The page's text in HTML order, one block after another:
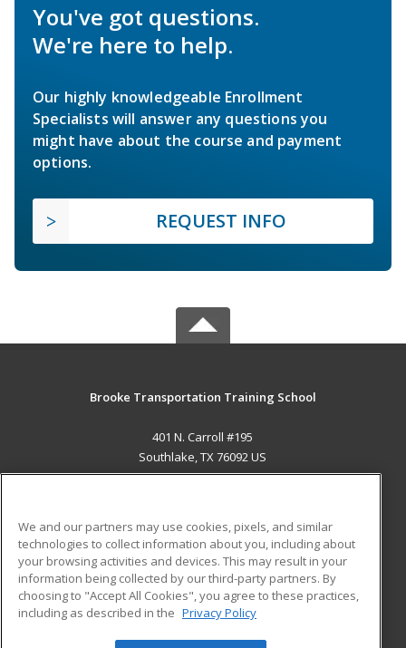
You've got questions.
We're here to help.
Our highly knowledgeable Enrollment
Specialists will answer any questions you
might have about the course and payment
options.
REQUEST INFO
Brooke Transportation Training School
401 N. Carroll #195
Southlake, TX 76092 US
ADDITIONAL RESOURCES
Military
Financial Assistance
Help
Student Blog
We and our partners may use cookies, pixels, and similar
technologies to collect information about you, including about
your browsing activities and devices. This may result in your
information being collected by our third-party partners. By
choosing to "Accept All Cookies", you agree to these practices,
including as described in the Privacy Policy